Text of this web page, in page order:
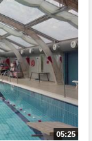
05:25